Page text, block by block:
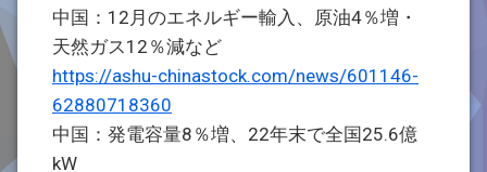
中国：12月のエネルギー輸入、原油4％増・
天然ガス12％減など
https://ashu-chinastock.com/news/601146-
62880718360
中国：発電容量8％増、22年末で全国25.6億
kW